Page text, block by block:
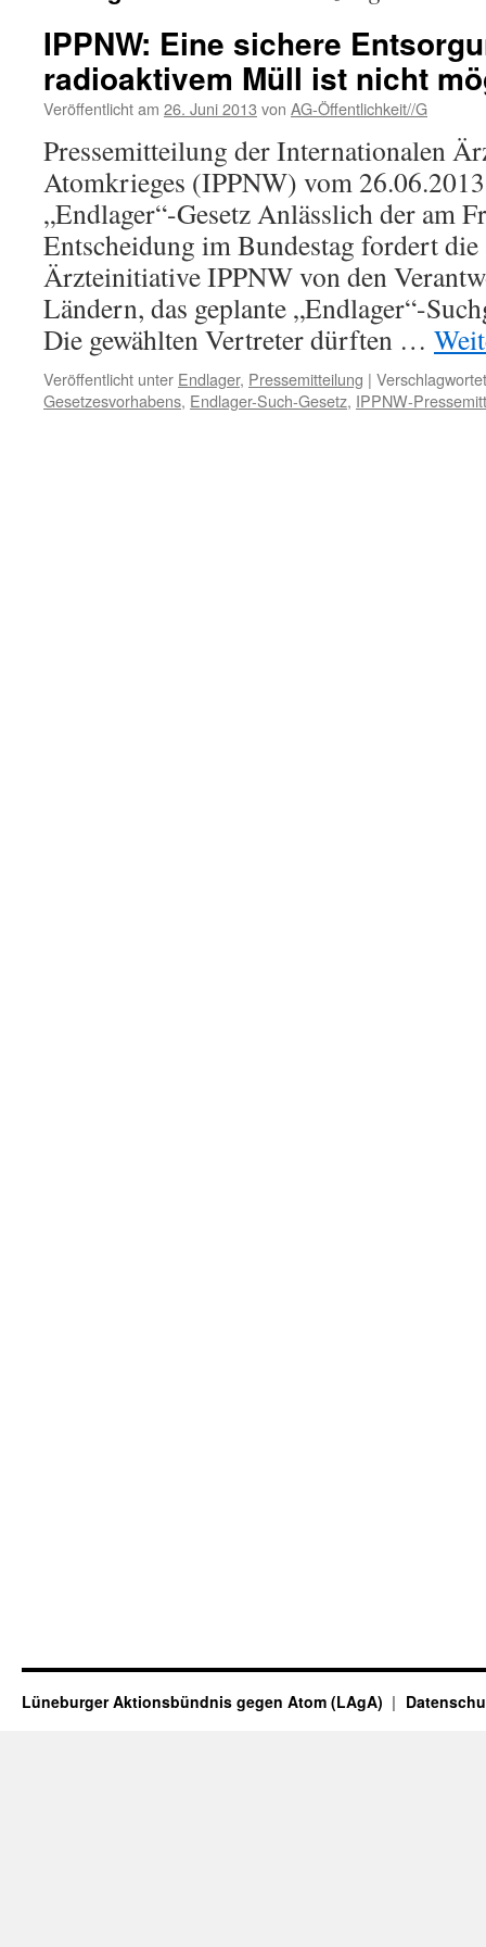
IPPNW: Eine sichere
radioaktivem Müll ist nicht
Veröffentlicht am 26. Juni 2013 von AG-Öffentlichkeit//G
Pressemitteilung der Internationalen
Atomkrieges (IPPNW) vom
„Endlager“-Gesetz Anlässlich der am
Entscheidung im Bundestag fordert
Ärzteinitiative IPPNW von den
Ländern, das geplante „Endlager“-
Die gewählten Vertreter dürften …
Veröffentlicht unter Endlager, Pressemitteilung |
Gesetzesvorhabens, Endlager-Such-Gesetz, IPPNW-
Lüneburger Aktionsbündnis gegen Atom (LAgA)